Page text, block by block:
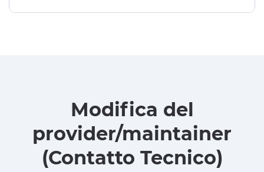
Modifica del
provider/maintainer
(Contatto Tecnico)